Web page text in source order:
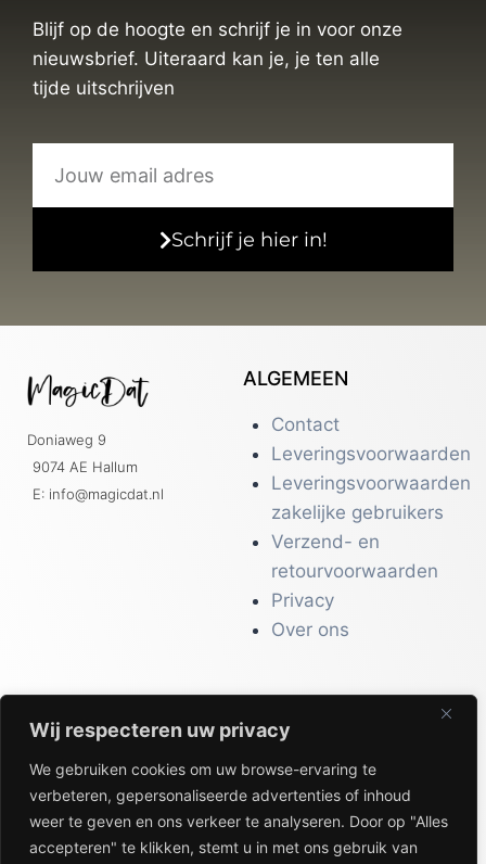
Wij respecteren uw privacy
We gebruiken cookies om uw browse-ervaring te
verbeteren, gepersonaliseerde advertenties of inhoud
weer te geven en ons verkeer te analyseren. Door op "Alles
accepteren" te klikken, stemt u in met ons gebruik van
Blijf op de hoogte en schrijf je in voor onze
nieuwsbrief. Uiteraard kan je, je ten alle
tijde uitschrijven
Schrijf je hier in!
Doniaweg 9
9074 AE Hallum
E: info@magicdat.nl
ALGEMEEN
Contact
Leveringsvoorwaarden
Leveringsvoorwaarden
zakelijke gebruikers
Verzend- en
retourvoorwaarden
Privacy
Over ons
CATALOGI
Workwear &
Veiligheid
Kantoor & Receptie